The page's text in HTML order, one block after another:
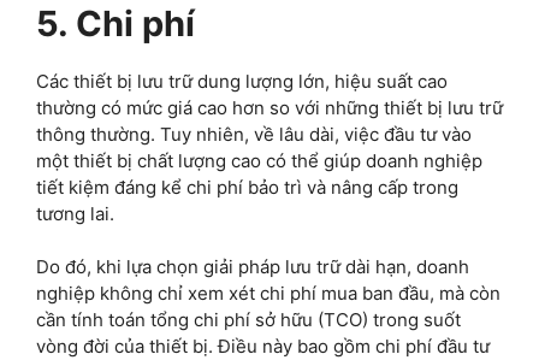
5. Chi phí
Các thiết bị lưu trữ dung lượng lớn, hiệu suất cao
thường có mức giá cao hơn so với những thiết bị lưu trữ
thông thường. Tuy nhiên, về lâu dài, việc đầu tư vào
một thiết bị chất lượng cao có thể giúp doanh nghiệp
tiết kiệm đáng kể chi phí bảo trì và nâng cấp trong
tương lai.
Do đó, khi lựa chọn giải pháp lưu trữ dài hạn, doanh
nghiệp không chỉ xem xét chi phí mua ban đầu, mà còn
cần tính toán tổng chi phí sở hữu (TCO) trong suốt
vòng đời của thiết bị. Điều này bao gồm chi phí đầu tư